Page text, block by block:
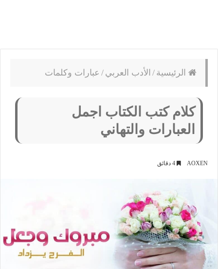
الرئيسية / الأدب العربي / عبارات وكلمات
كلام كتب الكتاب اجمل
العبارات والتهاني
AOXEN